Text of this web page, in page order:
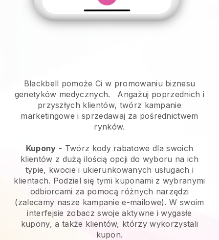
Blackbell pomoże Ci w promowaniu biznesu
genetyków medycznych.
Angażuj poprzednich i
przyszłych klientów, twórz kampanie
marketingowe i sprzedawaj za pośrednictwem
rynków.
Kupony - Twórz kody rabatowe dla swoich
klientów z dużą ilością opcji do wyboru na ich
typie, kwocie i ukierunkowanych usługach i
klientach. Podziel się tymi kuponami z wybranymi
odbiorcami za pomocą różnych narzędzi
(zalecamy nasze kampanie e-mailowe). W swoim
interfejsie zobacz swoje aktywne i wygasłe
kupony, a także klientów, którzy wykorzystali
kupon.